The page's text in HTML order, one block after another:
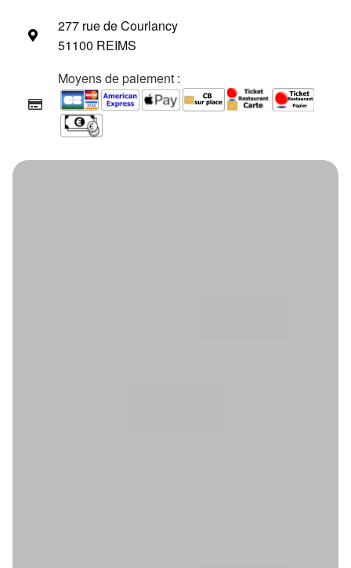
277 rue de Courlancy
51100 REIMS
Moyens de paiement :